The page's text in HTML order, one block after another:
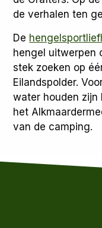
de verhalen ten
De
hengel uitwerpen
stek zoeken op
Eilandspolder.
water houden zijn
het
van de camping.